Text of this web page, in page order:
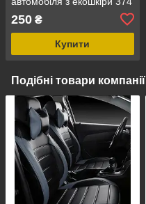
250 ₴
Купити
Подібні товари компанії